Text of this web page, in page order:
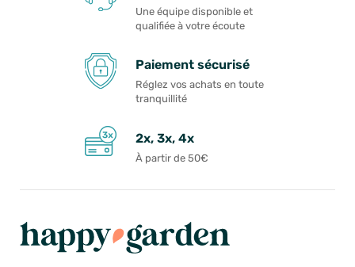
Une équipe disponible et
qualifiée à votre écoute
Paiement sécurisé
Réglez vos achats en toute
tranquillité
2x, 3x, 4x
À partir de 50€